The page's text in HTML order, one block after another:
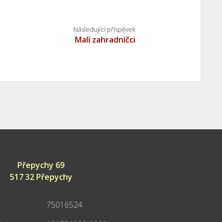
Následující příspěvek
Malí zahradníčci
Přepychy 69
517 32 Přepychy
75016524